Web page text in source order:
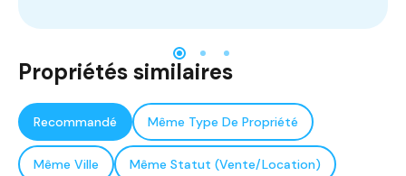
Propriétés similaires
Recommandé Même Type De Propriété
Même Ville Même Statut (Vente/Location)